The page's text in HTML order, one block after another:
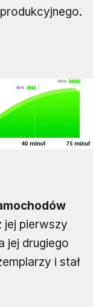
jej pierwszy
jej drugiego
i stał